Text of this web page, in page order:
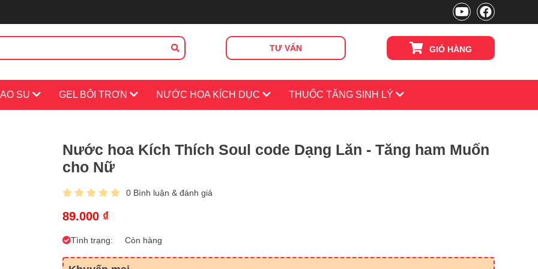
TƯ VẤN GIỎ HÀNG
SU GEL BÔI TRƠN NƯỚC HOA KÍCH DỤC THUỐC TĂNG SINH LÝ
Nước hoa Kích Thích Soul code Dạng Lăn - Tăng ham Muốn
cho Nữ
0 Bình luận & đánh giá
89.000 ₫
Tình trạng: Còn hàng